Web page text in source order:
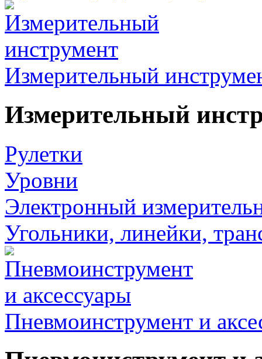
Измерительный
Измерительный
Рулетки
Уровни
Электронный
Угольники, линейки,
Пневмоинструмент и